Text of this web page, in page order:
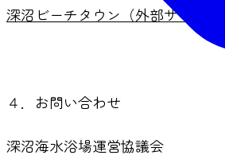
深沼ビーチタウン（外部サイト
４．お問い合わせ
深沼海水浴場運営協議会